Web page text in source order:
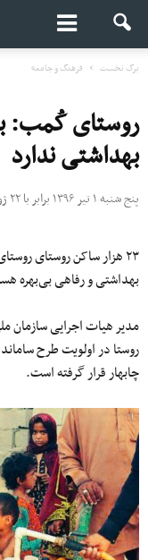
برگ نخست فرهنگ و جامعه
روستای‌ کُمب:
بهداشتی ندارد
پنج شنبه ۱ تیر ۱۳۹۶ برابر با ۲۲ ژوئن ۲۰۱۷
۲۳ هزار ساکن روستای
بهداشتی و رفاهی بی‌بهره
مدیر هیات اجرایی سازمان
روستا در اولویت طرح
چابهار قرار گرفته است.